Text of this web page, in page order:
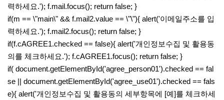
력하세요.'); f.mail.focus(); return false; }
if(m == \"main\" && f.mail2.value == \"\"){ alert('이메일주소를 입
력하세요.'); f.mail2.focus(); return false; }
if(f.cAGREE1.checked == false){ alert('개인정보수집 및 활용동
의를 체크하세요.'); f.cAGREE1.focus(); return false; }
if( document.getElementById('agree_person01').checked == fal
se || document.getElementById('agree_use01').checked == fals
e){ alert('개인정보수집 및 활용동의 세부항목에 [예]를 체크하세